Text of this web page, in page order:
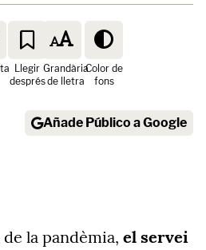
Llegir
després
Grandària
de lletra
Color de
fons
Añade Público a Google
de la pandèmia, el servei